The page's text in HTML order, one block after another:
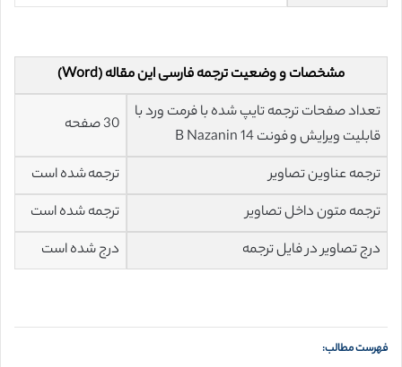
مشخصات و وضعیت ترجمه فارسی این مقاله (Word)
تعداد صفحات ترجمه تایپ شده با فرمت ورد با
قابلیت ویرایش و فونت 14 B Nazanin
30 صفحه
ترجمه عناوین تصاویر
ترجمه شده است
ترجمه متون داخل تصاویر
ترجمه شده است
درج تصاویر در فایل ترجمه
درج شده است
فهرست مطالب: